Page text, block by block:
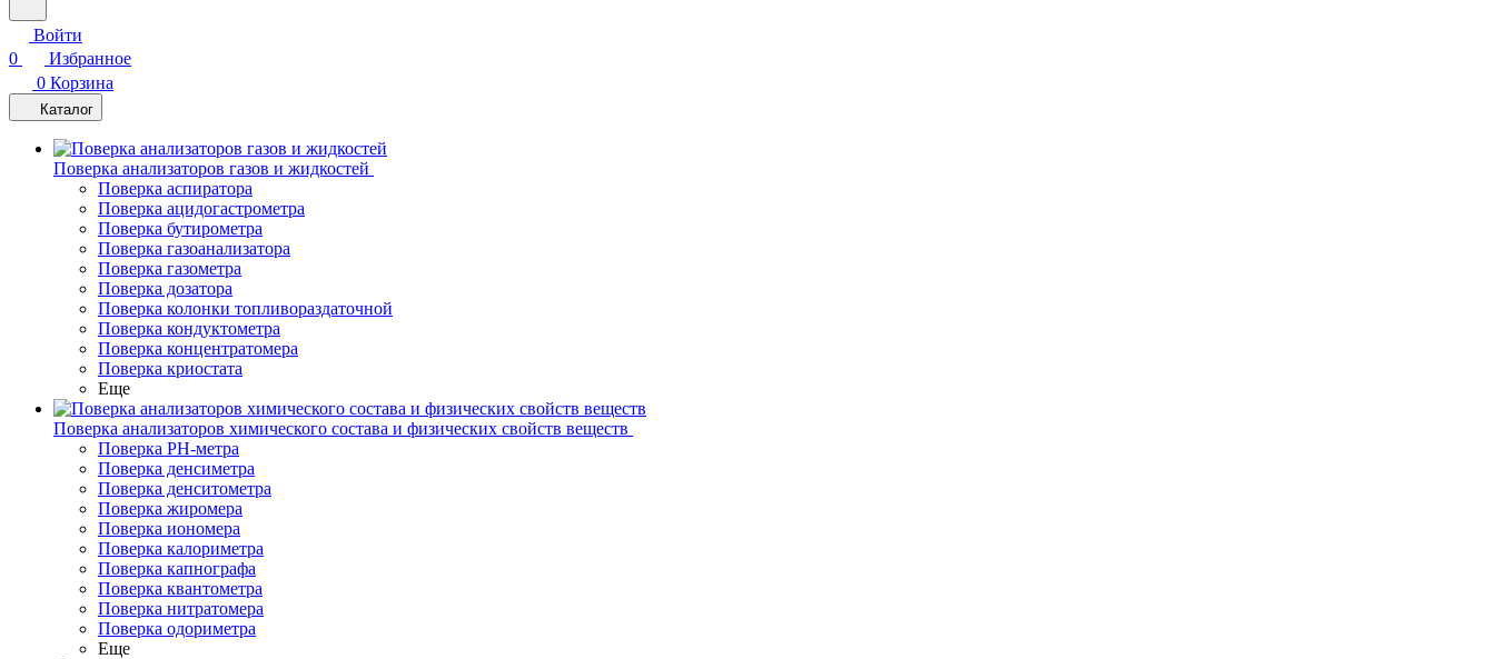
Войти
0
Избранное
0 Корзина
Каталог
Поверка анализаторов газов и жидкостей
Поверка аспиратора
Поверка ацидогастрометра
Поверка бутирометра
Поверка газоанализатора
Поверка газометра
Поверка дозатора
Поверка колонки топливораздаточной
Поверка кондуктометра
Поверка концентратомера
Поверка криостата
Еще
Поверка анализаторов химического состава и физических свойств веществ
Поверка PH-метра
Поверка денсиметра
Поверка денситометра
Поверка жиромера
Поверка иономера
Поверка калориметра
Поверка капнографа
Поверка квантометра
Поверка нитратомера
Поверка одориметра
Еще